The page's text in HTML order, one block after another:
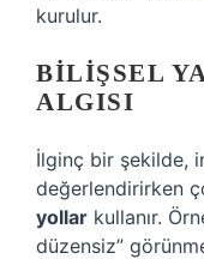
kurulur.
BILIŞSEL
ALGISI
İlginç bir şekilde,
değerlendirirken
yollar kullanır.
düzensiz”